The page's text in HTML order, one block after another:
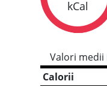
kCal
Valori
Calorii